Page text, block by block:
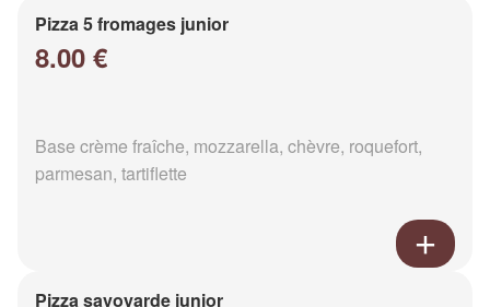
Pizza 5 fromages junior
8.00 €
Base crème fraîche, mozzarella, chèvre, roquefort,
parmesan, tartiflette
Pizza savoyarde junior